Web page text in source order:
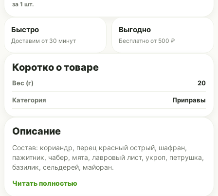
за 1 шт.
Быстро
Доставим от 30 минут
Выгодно
Бесплатно от 500 ₽
Коротко о товаре
Вес (г) 20
Категория Приправы
Описание
Состав: кориандр, перец красный острый, шафран,
пажитник, чабер, мята, лавровый лист, укроп, петрушка,
базилик, сельдерей, майоран.
Читать полностью